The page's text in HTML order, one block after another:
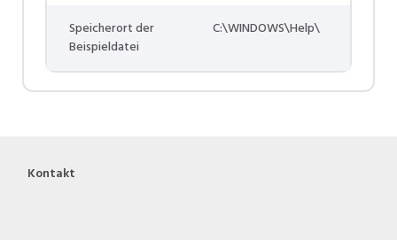
Speicherort der
Beispieldatei
C:\WINDOWS\Help\
Kontakt